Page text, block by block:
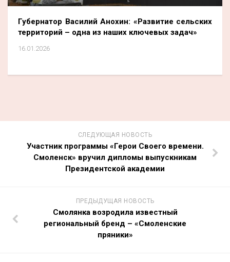
Губернатор Василий Анохин: «Развитие сельских
территорий – одна из наших ключевых задач»
16.01.2026
СЛЕДУЮЩАЯ НОВОСТЬ
Участник программы «Герои Своего времени.
Смоленск» вручил дипломы выпускникам
Президентской академии
ПРЕДЫДУЩАЯ НОВОСТЬ
Смолянка возродила известный
региональный бренд – «Смоленские
пряники»